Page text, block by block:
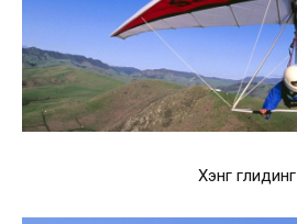
Хэнг глидинг